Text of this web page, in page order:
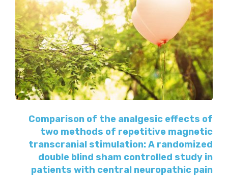
Comparison of the analgesic effects of
two methods of repetitive magnetic
transcranial stimulation: A randomized
double blind sham controlled study in
patients with central neuropathic pain